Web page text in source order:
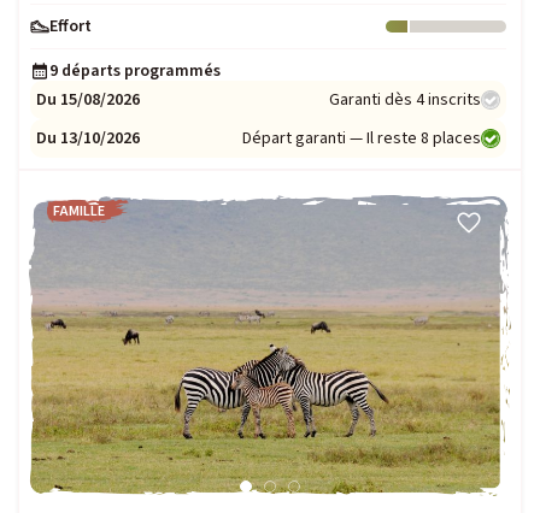
Effort
Niveau : 1
9 départs programmés
Du 15/08/2026
Garanti dès 4 inscrits
Du 13/10/2026
Départ garanti — Il reste 8 places
FAMILLE